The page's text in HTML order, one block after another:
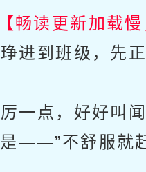
【畅读更新加载
到班级，先正
点，好好叫闻
——”不舒服就